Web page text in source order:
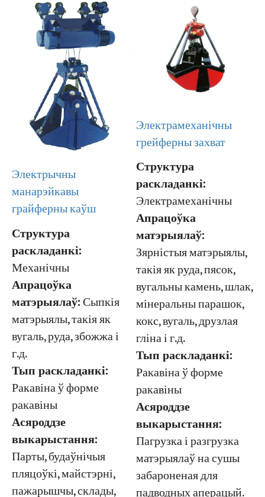
Электрычны
манарэйкавы
грайферны каўш
Структура
раскладанкі:
Механічны
Апрацоўка
матэрыялаў:Сыпкія
матэрыялы, такія як
вугаль, руда, збожжа і
г.д.
Тып раскладанкі:
Ракавіна ў форме
ракавіны
Асяроддзе
выкарыстання:
Парты, будаўнічыя
пляцоўкі, майстэрні,
пажарышчы, склады,
Электрамеханічны
грейферны захват
Структура
раскладанкі:
Электрамеханічны
Апрацоўка
матэрыялаў:
Зярністыя матэрыялы,
такія як руда, пясок,
вугальны камень, шлак,
мінеральны парашок,
кокс, вугаль, друзлая
гліна і г.д.
Тып раскладанкі:
Ракавіна ў форме
ракавіны
Асяроддзе
выкарыстання:
Пагрузка і разгрузка
матэрыялаў на сушы
забароненая для